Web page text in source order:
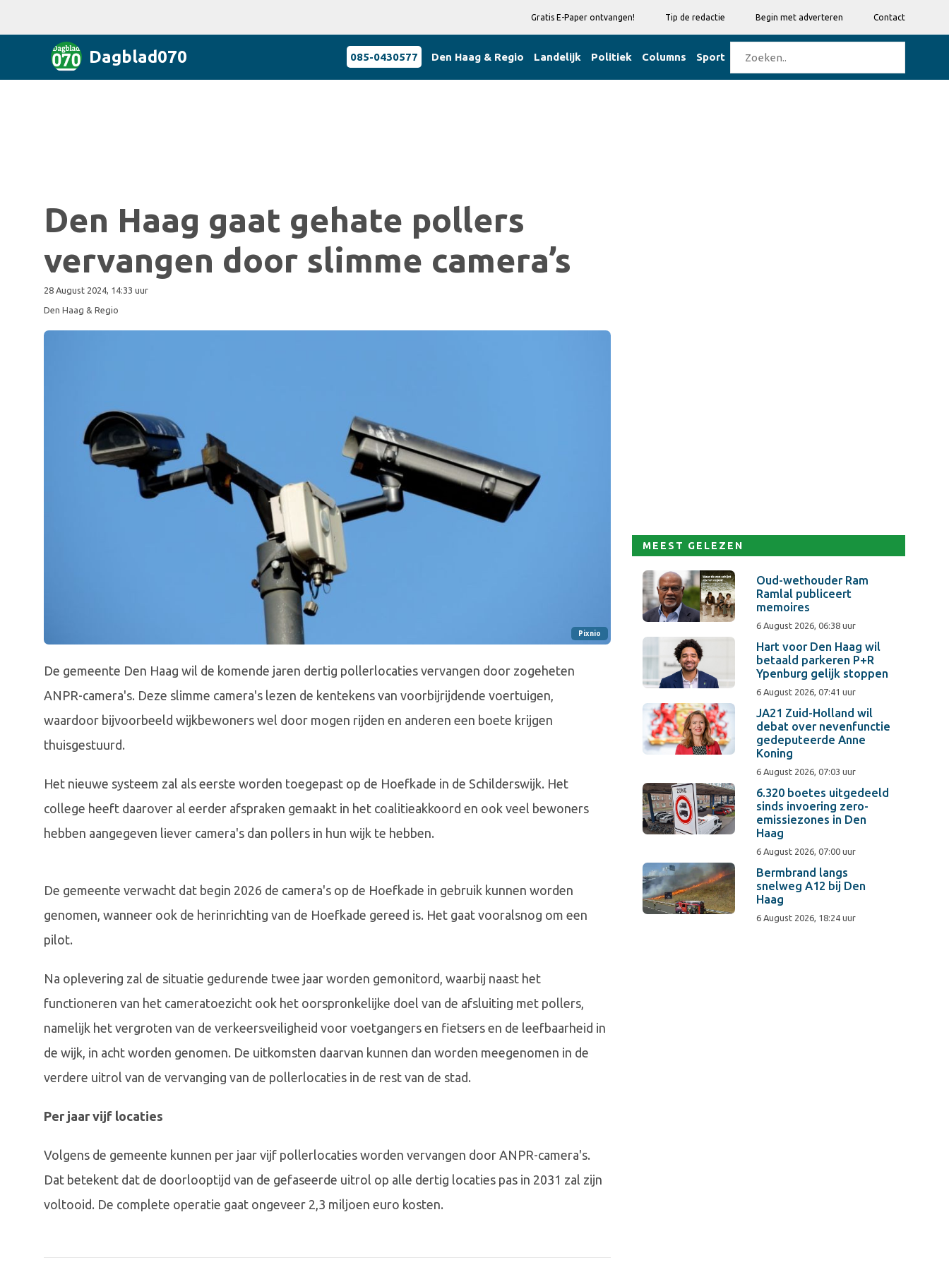
Gratis E-Paper ontvangen! Tip de redactie Begin met adverteren Contact
Dagblad070 085-0430577 Den Haag & Regio Landelijk Politiek Columns Sport
Den Haag gaat gehate pollers
vervangen door slimme camera’s
28 August 2024, 14:33 uur
Den Haag & Regio
Pixnio
De gemeente Den Haag wil de komende jaren dertig pollerlocaties vervangen door zogeheten
ANPR-camera's. Deze slimme camera's lezen de kentekens van voorbijrijdende voertuigen,
waardoor bijvoorbeeld wijkbewoners wel door mogen rijden en anderen een boete krijgen
thuisgestuurd.
Het nieuwe systeem zal als eerste worden toegepast op de Hoefkade in de Schilderswijk. Het
college heeft daarover al eerder afspraken gemaakt in het coalitieakkoord en ook veel bewoners
hebben aangegeven liever camera's dan pollers in hun wijk te hebben.
De gemeente verwacht dat begin 2026 de camera's op de Hoefkade in gebruik kunnen worden
genomen, wanneer ook de herinrichting van de Hoefkade gereed is. Het gaat vooralsnog om een
pilot.
Na oplevering zal de situatie gedurende twee jaar worden gemonitord, waarbij naast het
functioneren van het cameratoezicht ook het oorspronkelijke doel van de afsluiting met pollers,
namelijk het vergroten van de verkeersveiligheid voor voetgangers en fietsers en de leefbaarheid in
de wijk, in acht worden genomen. De uitkomsten daarvan kunnen dan worden meegenomen in de
verdere uitrol van de vervanging van de pollerlocaties in de rest van de stad.
Per jaar vijf locaties
Volgens de gemeente kunnen per jaar vijf pollerlocaties worden vervangen door ANPR-camera's.
Dat betekent dat de doorlooptijd van de gefaseerde uitrol op alle dertig locaties pas in 2031 zal zijn
voltooid. De complete operatie gaat ongeveer 2,3 miljoen euro kosten.
MEEST GELEZEN
Oud-wethouder Ram
Ramlal publiceert
memoires
6 August 2026, 06:38 uur
Hart voor Den Haag wil
betaald parkeren P+R
Ypenburg gelijk stoppen
6 August 2026, 07:41 uur
JA21 Zuid-Holland wil
debat over nevenfunctie
gedeputeerde Anne
Koning
6 August 2026, 07:03 uur
6.320 boetes uitgedeeld
sinds invoering zero-
emissiezones in Den
Haag
6 August 2026, 07:00 uur
Bermbrand langs
snelweg A12 bij Den
Haag
6 August 2026, 18:24 uur